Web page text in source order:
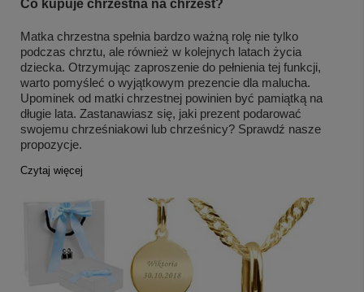
Co kupuje chrzestna na chrzest?
Matka chrzestna spełnia bardzo ważną rolę nie tylko
podczas chrztu, ale również w kolejnych latach życia
dziecka. Otrzymując zaproszenie do pełnienia tej funkcji,
warto pomyśleć o wyjątkowym prezencie dla malucha.
Upominek od matki chrzestnej powinien być pamiątką na
długie lata. Zastanawiasz się, jaki prezent podarować
swojemu chrześniakowi lub chrześnicy? Sprawdź nasze
propozycje.
Czytaj więcej